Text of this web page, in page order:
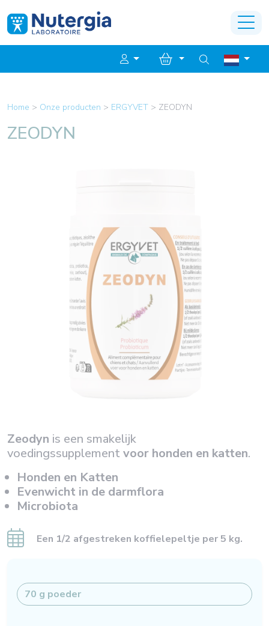
Home > Onze producten > ERGYVET > ZEODYN
ZEODYN
Zeodyn is een smakelijk
voedingssupplementvoor honden en katten.
Honden en Katten
Evenwicht in de darmflora
Microbiota
Een 1/2 afgestreken koffielepeltje per 5 kg.